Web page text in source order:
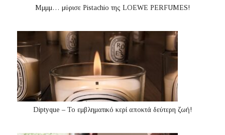
Μμμμ… μύρισε Pistachio της LOEWE PERFUMES!
Diptyque – Το εμβληματικό κερί αποκτά δεύτερη ζωή!